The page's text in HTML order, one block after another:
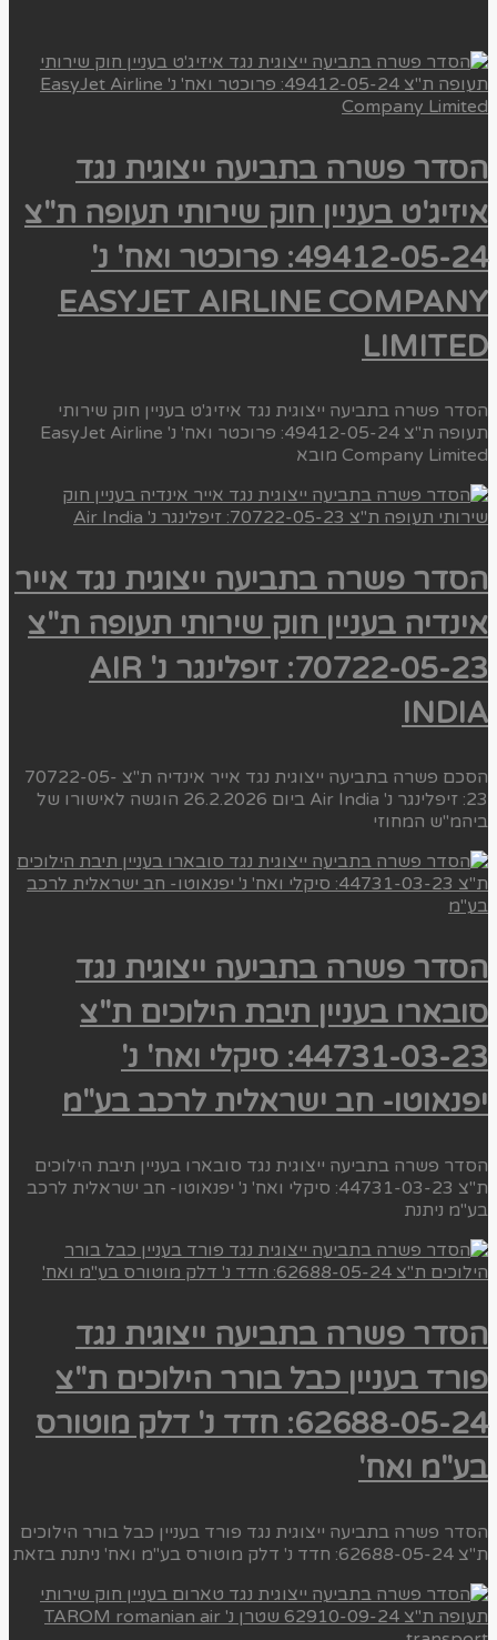
הסדר פשרה בתביעה ייצוגית נגד
איזיג'ט בעניין חוק שירותי תעופה ת"צ
49412-05-24: פרוכטר ואח' נ'
EASYJET AIRLINE COMPANY
LIMITED
הסדר פשרה בתביעה ייצוגית נגד איזיג'ט בעניין חוק שירותי
תעופה ת"צ 49412-05-24: פרוכטר ואח' נ' EasyJet Airline
Company Limited מובא
הסדר פשרה בתביעה ייצוגית נגד אייר
אינדיה בעניין חוק שירותי תעופה ת"צ
70722-05-23: זיפלינגר נ' AIR
INDIA
הסכם פשרה בתביעה ייצוגית נגד אייר אינדיה ת"צ 70722-05-
23: זיפלינגר נ' Air India ביום 26.2.2026 הוגשה לאישורו של
ביהמ"ש המחוזי
הסדר פשרה בתביעה ייצוגית נגד
סובארו בעניין תיבת הילוכים ת"צ
44731-03-23: סיקלי ואח' נ'
יפנאוטו- חב ישראלית לרכב בע"מ
הסדר פשרה בתביעה ייצוגית נגד סובארו בעניין תיבת הילוכים
ת"צ 44731-03-23: סיקלי ואח' נ' יפנאוטו- חב ישראלית לרכב
בע"מ ניתנת
הסדר פשרה בתביעה ייצוגית נגד
פורד בעניין כבל בורר הילוכים ת"צ
62688-05-24: חדד נ' דלק מוטורס
בע"מ ואח'
הסדר פשרה בתביעה ייצוגית נגד פורד בעניין כבל בורר הילוכים
ת"צ 62688-05-24: חדד נ' דלק מוטורס בע"מ ואח' ניתנת בזאת